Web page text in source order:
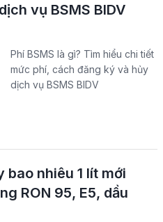
vụ BSMS BIDV
Phí BSMS là gì? Tìm hiểu chi tiết
mức phí, cách đăng ký và hủy
dịch vụ BSMS BIDV
bao nhiêu 1 lít mới
RON 95, E5, dầu